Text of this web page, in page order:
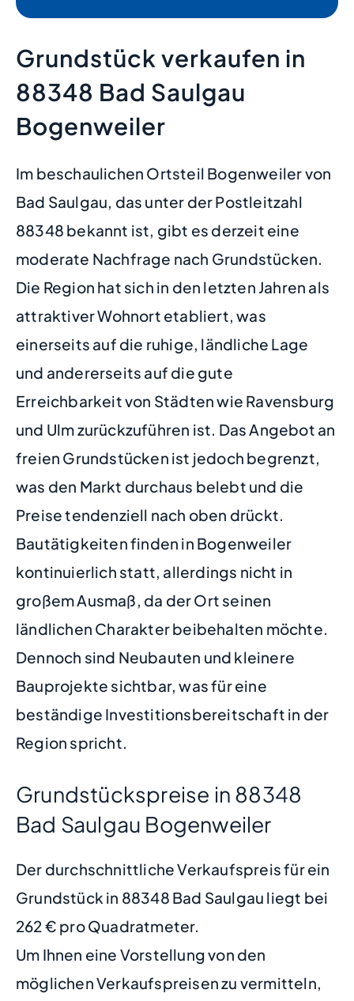
Grundstück verkaufen in
88348 Bad Saulgau
Bogenweiler
Im beschaulichen Ortsteil Bogenweiler von
Bad Saulgau, das unter der Postleitzahl
88348 bekannt ist, gibt es derzeit eine
moderate Nachfrage nach Grundstücken.
Die Region hat sich in den letzten Jahren als
attraktiver Wohnort etabliert, was
einerseits auf die ruhige, ländliche Lage
und andererseits auf die gute
Erreichbarkeit von Städten wie Ravensburg
und Ulm zurückzuführen ist. Das Angebot an
freien Grundstücken ist jedoch begrenzt,
was den Markt durchaus belebt und die
Preise tendenziell nach oben drückt.
Bautätigkeiten finden in Bogenweiler
kontinuierlich statt, allerdings nicht in
großem Ausmaß, da der Ort seinen
ländlichen Charakter beibehalten möchte.
Dennoch sind Neubauten und kleinere
Bauprojekte sichtbar, was für eine
beständige Investitionsbereitschaft in der
Region spricht.
Grundstückspreise in 88348
Bad Saulgau Bogenweiler
Der durchschnittliche Verkaufspreis für ein
Grundstück in 88348 Bad Saulgau liegt bei
262 € pro Quadratmeter.
Um Ihnen eine Vorstellung von den
möglichen Verkaufspreisen zu vermitteln,